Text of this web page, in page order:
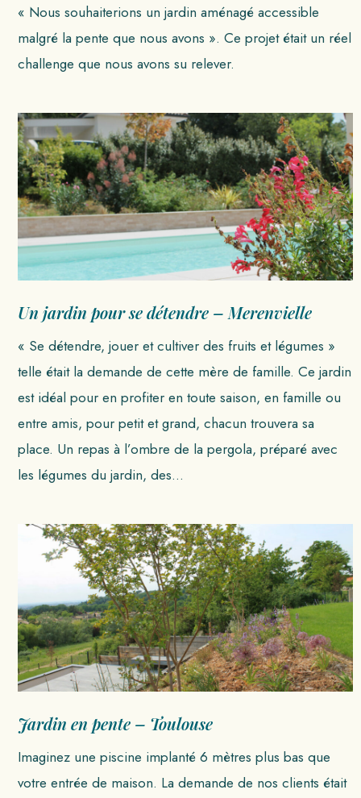
« Nous souhaiterions un jardin aménagé accessible
malgré la pente que nous avons ». Ce projet était un réel
challenge que nous avons su relever.
Un jardin pour se détendre – Merenvielle
« Se détendre, jouer et cultiver des fruits et légumes »
telle était la demande de cette mère de famille. Ce jardin
est idéal pour en profiter en toute saison, en famille ou
entre amis, pour petit et grand, chacun trouvera sa
place. Un repas à l’ombre de la pergola, préparé avec
les légumes du jardin, des…
Jardin en pente – Toulouse
Imaginez une piscine implanté 6 mètres plus bas que
votre entrée de maison. La demande de nos clients était